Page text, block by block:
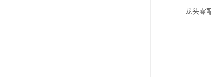
龙头零